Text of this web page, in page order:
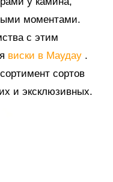
моментами.
с этим
виски в Маудау .
сортов
и эксклюзивных.